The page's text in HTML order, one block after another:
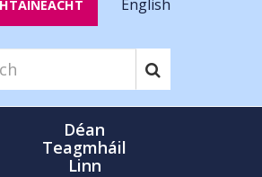
English
Déan
Teagmháil
Linn